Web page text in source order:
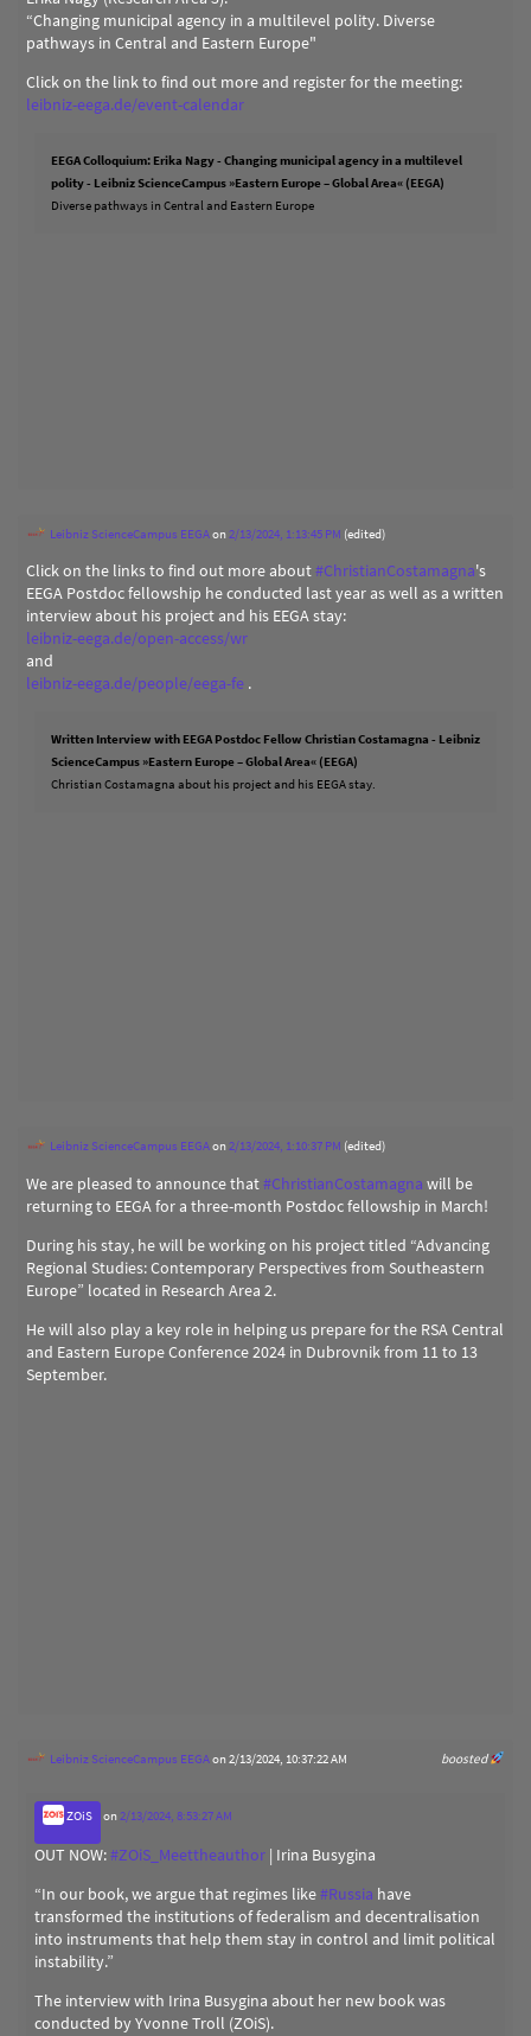
“Changing municipal agency in a multilevel polity. Diverse
pathways in Central and Eastern Europe"
Click on the link to find out more and register for the meeting:
leibniz-eega.de/event-calendar
EEGA Colloquium: Erika Nagy - Changing municipal agency in a multilevel
polity - Leibniz ScienceCampus »Eastern Europe – Global Area« (EEGA)
Diverse pathways in Central and Eastern Europe
Leibniz ScienceCampus EEGAon2/13/2024, 1:13:45 PM (edited)
Click on the links to find out more about#ChristianCostamagna's
EEGA Postdoc fellowship he conducted last year as well as a written
interview about his project and his EEGA stay:
leibniz-eega.de/open-access/wr
and
leibniz-eega.de/people/eega-fe .
Written Interview with EEGA Postdoc Fellow Christian Costamagna - Leibniz
ScienceCampus »Eastern Europe – Global Area« (EEGA)
Christian Costamagna about his project and his EEGA stay.
Leibniz ScienceCampus EEGAon2/13/2024, 1:10:37 PM (edited)
We are pleased to announce that#ChristianCostamagna will be
returning to EEGA for a three-month Postdoc fellowship in March!
During his stay, he will be working on his project titled “Advancing
Regional Studies: Contemporary Perspectives from Southeastern
Europe” located in Research Area 2.
He will also play a key role in helping us prepare for the RSA Central
and Eastern Europe Conference 2024 in Dubrovnik from 11 to 13
September.
boosted
Leibniz ScienceCampus EEGAon 2/13/2024, 10:37:22 AM
ZOiS on2/13/2024, 8:53:27 AM
OUT NOW:#ZOiS_Meettheauthor | Irina Busygina
“In our book, we argue that regimes like#Russia have
transformed the institutions of federalism and decentralisation
into instruments that help them stay in control and limit political
instability.”
The interview with Irina Busygina about her new book was
conducted by Yvonne Troll (ZOiS).